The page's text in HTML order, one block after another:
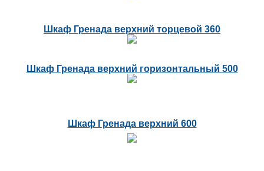
Шкаф Гренада верхний торцевой 360
Шкаф Гренада верхний горизонтальный 500
Шкаф Гренада верхний 600